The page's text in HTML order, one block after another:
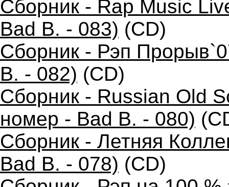
Сборник - Rap Music
Bad B. - 083) (CD)
Сборник - Рэп
B. - 082) (CD)
Сборник - Russian Old
номер - Bad B. - 080)
Сборник - Летняя
Bad B. - 078) (CD)